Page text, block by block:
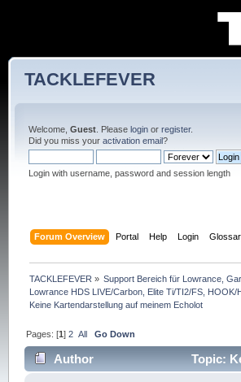
TACKLEFEVER
Welcome, Guest. Please loginor register.
Did you miss your activation email?
Login with username, password and session length
Forum Overview Portal Help Login
TACKLEFEVER » Support Bereich für Lowrance,
Lowrance HDS LIVE/Carbon, Elite Ti/TI2/FS,
Keine Kartendarstellung auf meinem Echolot
Pages: [1]2 All Go Down
Author Topic: